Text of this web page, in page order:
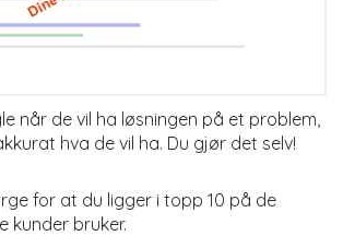
når de vil ha løsningen på et problem,
hva de vil ha. Du gjør det selv!
for at du ligger i topp 10 på de
kunder bruker.